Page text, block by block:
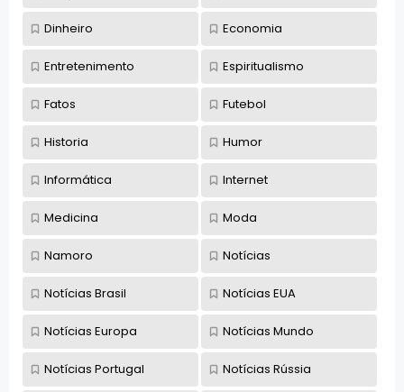
Dinheiro Economia
Entretenimento Espiritualismo
Fatos Futebol
Historia Humor
Informática Internet
Medicina Moda
Namoro Notícias
Notícias Brasil Notícias EUA
Notícias Europa Notícias Mundo
Notícias Portugal Notícias Rússia